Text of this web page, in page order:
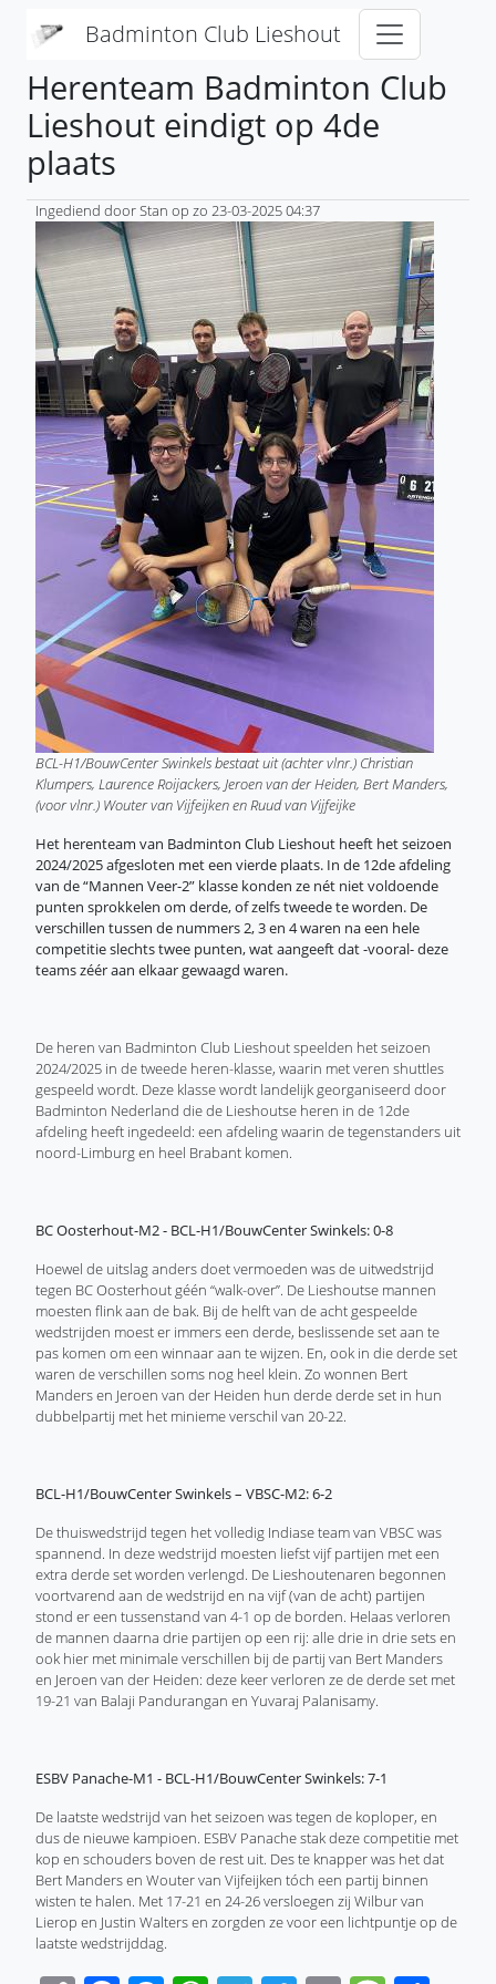
Badminton Club Lieshout
Herenteam Badminton Club
Lieshout eindigt op 4de
plaats
Ingediend doorStan op zo 23-03-2025 04:37
BCL-H1/BouwCenter Swinkels bestaat uit (achter vlnr.) Christian
Klumpers, Laurence Roijackers, Jeroen van der Heiden, Bert Manders,
(voor vlnr.) Wouter van Vijfeijken en Ruud van Vijfeijke
Het herenteam van Badminton Club Lieshout heeft het seizoen
2024/2025 afgesloten met een vierde plaats. In de 12de afdeling
van de “Mannen Veer-2” klasse konden ze nét niet voldoende
punten sprokkelen om derde, of zelfs tweede te worden. De
verschillen tussen de nummers 2, 3 en 4 waren na een hele
competitie slechts twee punten, wat aangeeft dat -vooral- deze
teams zéér aan elkaar gewaagd waren.
De heren van Badminton Club Lieshout speelden het seizoen
2024/2025 in de tweede heren-klasse, waarin met veren shuttles
gespeeld wordt. Deze klasse wordt landelijk georganiseerd door
Badminton Nederland die de Lieshoutse heren in de 12de
afdeling heeft ingedeeld: een afdeling waarin de tegenstanders uit
noord-Limburg en heel Brabant komen.
BC Oosterhout-M2 - BCL-H1/BouwCenter Swinkels: 0-8
Hoewel de uitslag anders doet vermoeden was de uitwedstrijd
tegen BC Oosterhout géén “walk-over”. De Lieshoutse mannen
moesten flink aan de bak. Bij de helft van de acht gespeelde
wedstrijden moest er immers een derde, beslissende set aan te
pas komen om een winnaar aan te wijzen. En, ook in die derde set
waren de verschillen soms nog heel klein. Zo wonnen Bert
Manders en Jeroen van der Heiden hun derde derde set in hun
dubbelpartij met het minieme verschil van 20-22.
BCL-H1/BouwCenter Swinkels – VBSC-M2: 6-2
De thuiswedstrijd tegen het volledig Indiase team van VBSC was
spannend. In deze wedstrijd moesten liefst vijf partijen met een
extra derde set worden verlengd. De Lieshoutenaren begonnen
voortvarend aan de wedstrijd en na vijf (van de acht) partijen
stond er een tussenstand van 4-1 op de borden. Helaas verloren
de mannen daarna drie partijen op een rij: alle drie in drie sets en
ook hier met minimale verschillen bij de partij van Bert Manders
en Jeroen van der Heiden: deze keer verloren ze de derde set met
19-21 van Balaji Pandurangan en Yuvaraj Palanisamy.
ESBV Panache-M1 - BCL-H1/BouwCenter Swinkels: 7-1
De laatste wedstrijd van het seizoen was tegen de koploper, en
dus de nieuwe kampioen. ESBV Panache stak deze competitie met
kop en schouders boven de rest uit. Des te knapper was het dat
Bert Manders en Wouter van Vijfeijken tóch een partij binnen
wisten te halen. Met 17-21 en 24-26 versloegen zij Wilbur van
Lierop en Justin Walters en zorgden ze voor een lichtpuntje op de
laatste wedstrijddag.